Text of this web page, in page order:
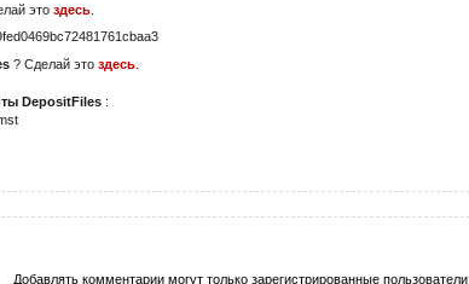
это здесь
? Сделай это здесь
DepositFiles :
Добавлять комментарии могут только зарегистрированные пользователи.